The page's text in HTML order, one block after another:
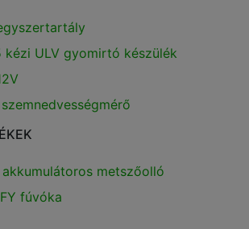
kézi ULV gyomirtó készülék
akkumulátoros metszőolló
fúvóka